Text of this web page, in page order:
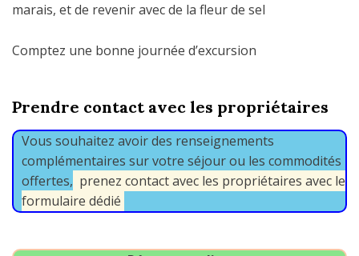
marais, et de revenir avec de la fleur de sel
Comptez une bonne journée d’excursion
Prendre contact avec les propriétaires
Vous souhaitez avoir des renseignements
complémentaires sur votre séjour ou les commodités
offertes, prenez contact avec les propriétaires avec le
formulaire dédié